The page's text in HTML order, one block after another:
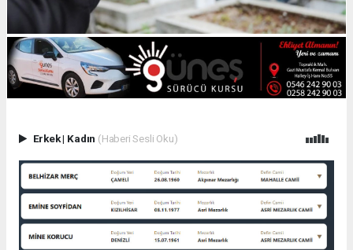
Erkek| Kadın (Haberi Sesli Oku)